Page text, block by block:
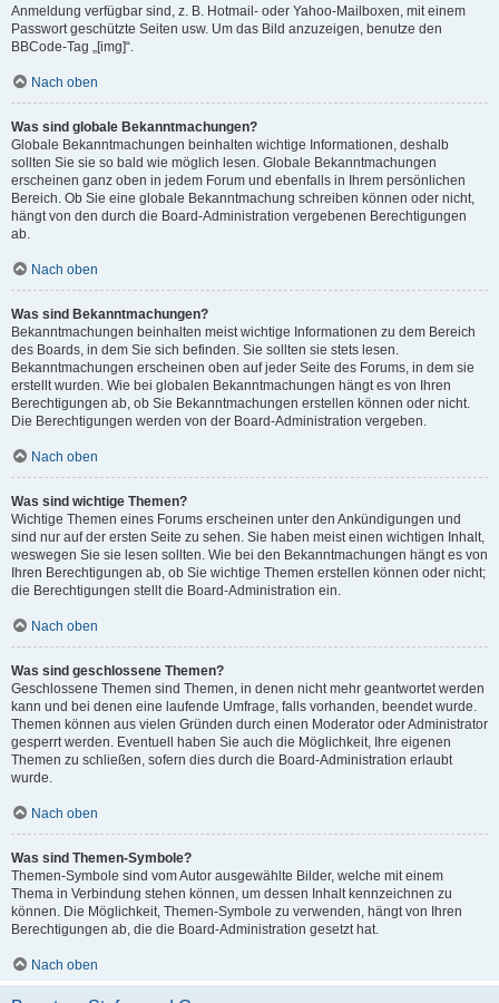
Anmeldung verfügbar sind, z. B. Hotmail- oder Yahoo-Mailboxen, mit einem
Passwort geschützte Seiten usw. Um das Bild anzuzeigen, benutze den
BBCode-Tag „[img]“.
Nach oben
Was sind globale Bekanntmachungen?
Globale Bekanntmachungen beinhalten wichtige Informationen, deshalb
sollten Sie sie so bald wie möglich lesen. Globale Bekanntmachungen
erscheinen ganz oben in jedem Forum und ebenfalls in Ihrem persönlichen
Bereich. Ob Sie eine globale Bekanntmachung schreiben können oder nicht,
hängt von den durch die Board-Administration vergebenen Berechtigungen
ab.
Nach oben
Was sind Bekanntmachungen?
Bekanntmachungen beinhalten meist wichtige Informationen zu dem Bereich
des Boards, in dem Sie sich befinden. Sie sollten sie stets lesen.
Bekanntmachungen erscheinen oben auf jeder Seite des Forums, in dem sie
erstellt wurden. Wie bei globalen Bekanntmachungen hängt es von Ihren
Berechtigungen ab, ob Sie Bekanntmachungen erstellen können oder nicht.
Die Berechtigungen werden von der Board-Administration vergeben.
Nach oben
Was sind wichtige Themen?
Wichtige Themen eines Forums erscheinen unter den Ankündigungen und
sind nur auf der ersten Seite zu sehen. Sie haben meist einen wichtigen Inhalt,
weswegen Sie sie lesen sollten. Wie bei den Bekanntmachungen hängt es von
Ihren Berechtigungen ab, ob Sie wichtige Themen erstellen können oder nicht;
die Berechtigungen stellt die Board-Administration ein.
Nach oben
Was sind geschlossene Themen?
Geschlossene Themen sind Themen, in denen nicht mehr geantwortet werden
kann und bei denen eine laufende Umfrage, falls vorhanden, beendet wurde.
Themen können aus vielen Gründen durch einen Moderator oder Administrator
gesperrt werden. Eventuell haben Sie auch die Möglichkeit, Ihre eigenen
Themen zu schließen, sofern dies durch die Board-Administration erlaubt
wurde.
Nach oben
Was sind Themen-Symbole?
Themen-Symbole sind vom Autor ausgewählte Bilder, welche mit einem
Thema in Verbindung stehen können, um dessen Inhalt kennzeichnen zu
können. Die Möglichkeit, Themen-Symbole zu verwenden, hängt von Ihren
Berechtigungen ab, die die Board-Administration gesetzt hat.
Nach oben